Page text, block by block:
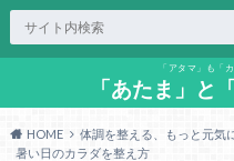
「アタマ」も「
「あたま」と
HOME 体調を整える、もっと元気
暑い日のカラダを整え方